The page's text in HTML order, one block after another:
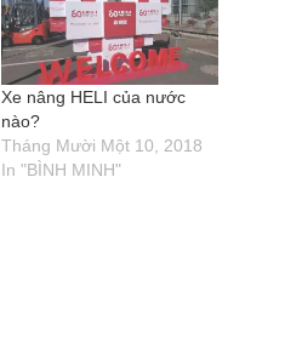
Xe nâng HELI của nước
nào?
Tháng Mười Một 10, 2018
In "BÌNH MINH"